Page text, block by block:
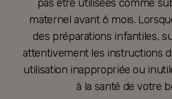
pas être utilisées comme
maternel avant 6 mois.
des préparations infantiles,
attentivement les instructions
utilisation inappropriée ou
à la santé de votre